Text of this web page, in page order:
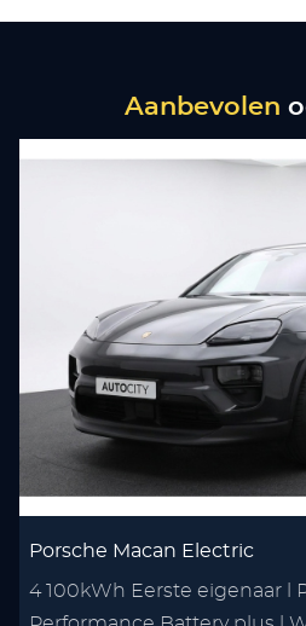
Aanbevolen
Porsche Macan Electric
4 100kWh Eerste eigenaar l